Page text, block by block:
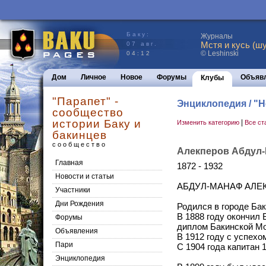
Баку:
07 авг.
04:12
Журналы
Мстя и кусь
© Leshinski
Дом Личное Новое Форумы Клубы
"Парапет" -
сообщество
истории Баку и
бакинцев
сообщество
Главная
Новости и статьи
Участники
Дни Рождения
Форумы
Объявления
Пари
Энциклопедия
Энциклопедия /
Изменить категорию Все
Алекперов
1872 - 1932
АБДУЛ-МАНАФ
Родился в городе
В 1888 году
диплом Бакинской
В 1912 году с
С 1904 года капитан